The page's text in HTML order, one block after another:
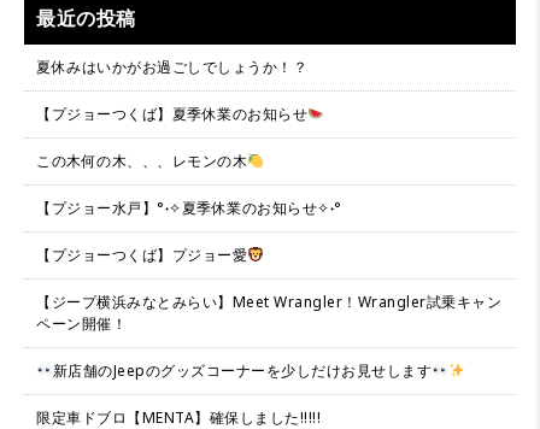
最近の投稿
夏休みはいかがお過ごしでしょうか！？
【プジョーつくば】夏季休業のお知らせ
この木何の木、、、レモンの木
【プジョー水戸】°˖✧夏季休業のお知らせ✧˖°
【プジョーつくば】プジョー愛
【ジープ横浜みなとみらい】Meet Wrangler！Wrangler試乗キャン
ペーン開催！
新店舗のJeepのグッズコーナーを少しだけお見せします
限定車ドブロ【MENTA】確保しました!!!!!